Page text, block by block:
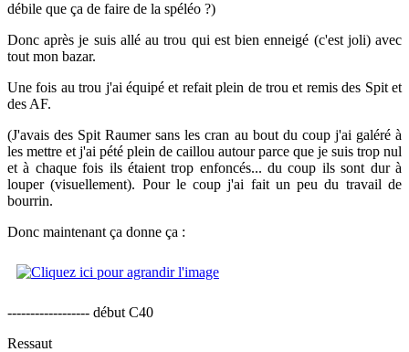
débile que ça de faire de la spéléo ?)
Donc après je suis allé au trou qui est bien enneigé (c'est joli) avec
tout mon bazar.
Une fois au trou j'ai équipé et refait plein de trou et remis des Spit et
des AF.
(J'avais des Spit Raumer sans les cran au bout du coup j'ai galéré à
les mettre et j'ai pété plein de caillou autour parce que je suis trop nul
et à chaque fois ils étaient trop enfoncés... du coup ils sont dur à
louper (visuellement). Pour le coup j'ai fait un peu du travail de
bourrin.
Donc maintenant ça donne ça :
------------------ début C40
Ressaut